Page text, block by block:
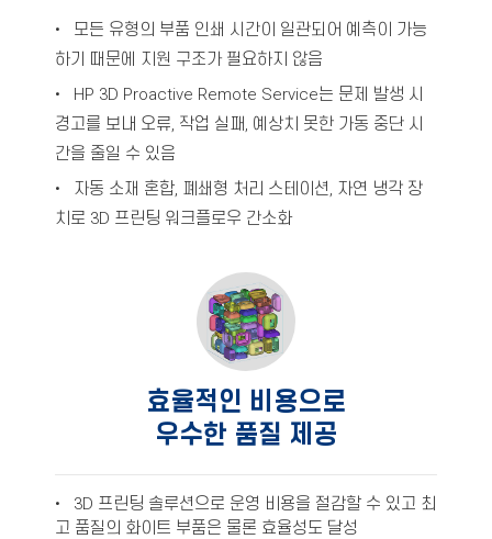
• 모든 유형의 부품 인쇄 시간이 일관되어 예측이 가능
하기 때문에 지원 구조가 필요하지 않음
• HP 3D Proactive Remote Service는 문제 발생 시
경고를 보내 오류, 작업 실패, 예상치 못한 가동 중단 시
간을 줄일 수 있음
• 자동 소재 혼합, 폐쇄형 처리 스테이션, 자연 냉각 장
치로 3D 프린팅 워크플로우 간소화
효율적인 비용으로
우수한 품질 제공
• 3D 프린팅 솔루션으로 운영 비용을 절감할 수 있고 최
고 품질의 화이트 부품은 물론 효율성도 달성